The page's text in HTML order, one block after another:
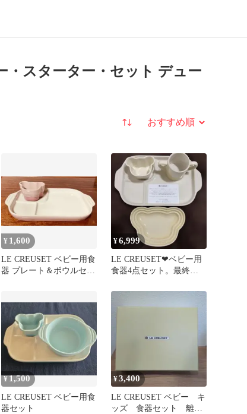
・スターター・セット デュー
並び替え
¥ 1,600
LE CREUSET ベビー用食
器 プレート＆ボウルセッ
¥6,999
LE CREUSET❤︎ベビー用
食器4点セット。最終価
¥1,500
LE CREUSET ベビー用食
器セット
¥3,400
LE CREUSET ベビー キ
ッズ 食器セット 離乳